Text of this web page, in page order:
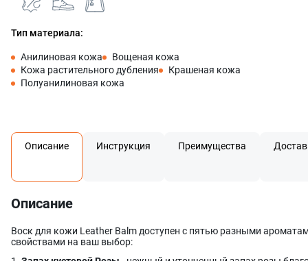
Тип материала:
Анилиновая кожа
Вощеная кожа
Кожа растительного дубления
Крашеная кожа
Полуанилиновая кожа
Описание Инструкция Преимущества
Описание
Воск для кожи Leather Balm доступен с пятью разными
свойствами на ваш выбор: